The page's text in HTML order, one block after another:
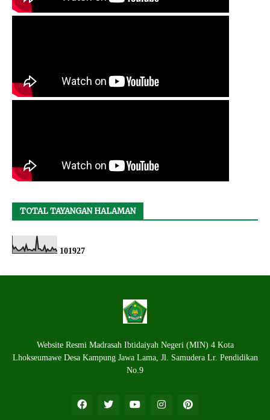
TOTAL TAYANGAN HALAMAN
101927
Website Resmi Madrasah Ibtidaiyah Negeri (MIN) 4 Kota
Lhokseumawe Desa Kampung Jawa Lama, Jl. Samudera Lr. Pendidikan
No.9